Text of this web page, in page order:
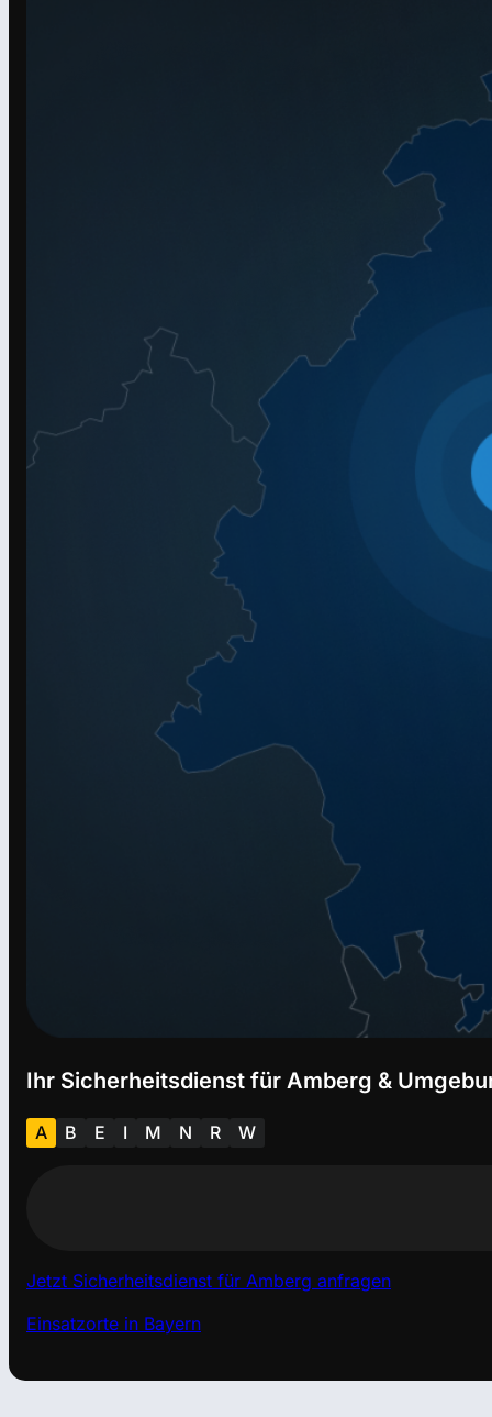
Ihr Sicherheitsdienst für Amberg &
A B E I M N R W
Jetzt Sicherheitsdienst für Amberg anfragen
Einsatzorte in Bayern